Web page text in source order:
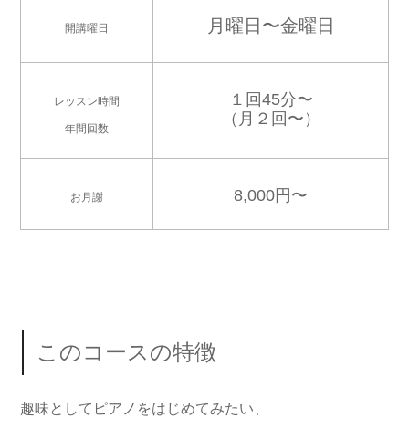
開講曜日 月曜日〜金曜日
レッスン時間
年間回数
１回45分〜
（月２回〜 ）
お月謝 8,000円〜
このコースの特徴
趣味としてピアノをはじめてみたい、